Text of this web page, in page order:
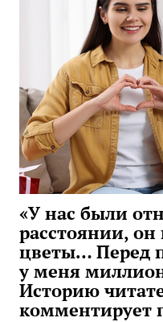
«У нас были
расстоянии,
цветы… Перед
у меня
Историю
комментирует